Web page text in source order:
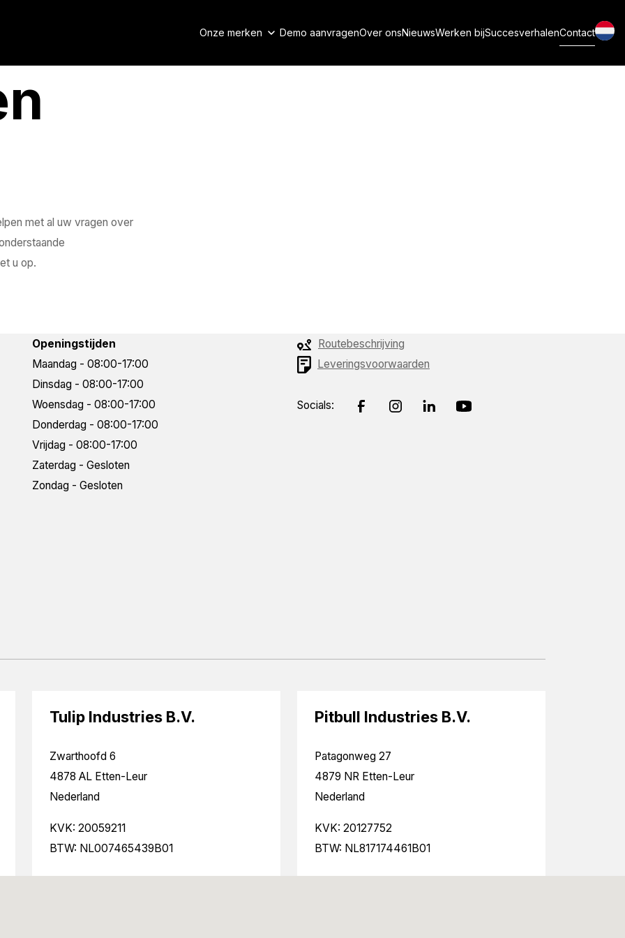
Onze merken Demo aanvragenOver onsNieuwsWerken bijSuccesverhalenContact
met al uw vragen over
u op.
Openingstijden
Maandag - 08:00-17:00
Dinsdag - 08:00-17:00
Woensdag - 08:00-17:00
Donderdag - 08:00-17:00
Vrijdag - 08:00-17:00
Zaterdag - Gesloten
Zondag - Gesloten
Routebeschrijving
Leveringsvoorwaarden
Socials:
Tulip Industries B.V.
Zwarthoofd 6
4878 AL Etten-Leur
Nederland
KVK: 20059211
BTW: NL007465439B01
Pitbull Industries B.V.
Patagonweg 27
4879 NR Etten-Leur
Nederland
KVK: 20127752
BTW: NL817174461B01